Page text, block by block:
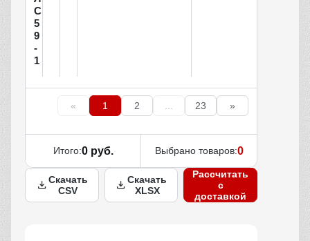
С
5
9
-
1
« 1 2 ... 23 »
Итого:0 руб. Выбрано товаров:0
Скачать
CSV
Скачать
XLSX
Рассчитать
с
доставкой